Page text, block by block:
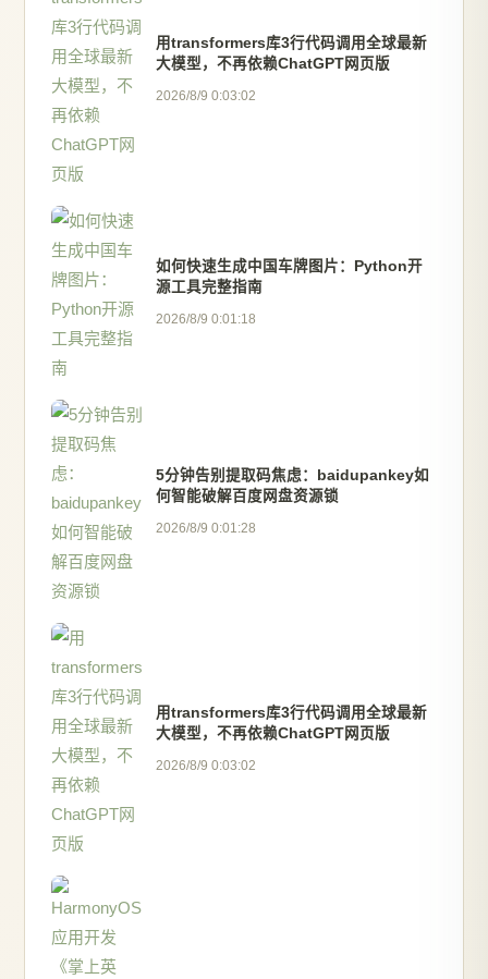
用transformers库3行代码调用全球最新
大模型，不再依赖ChatGPT网页版
2026/8/9 0:03:02
如何快速生成中国车牌图片：Python开
源工具完整指南
2026/8/9 0:01:18
5分钟告别提取码焦虑：baidupankey如
何智能破解百度网盘资源锁
2026/8/9 0:01:28
用transformers库3行代码调用全球最新
大模型，不再依赖ChatGPT网页版
2026/8/9 0:03:02